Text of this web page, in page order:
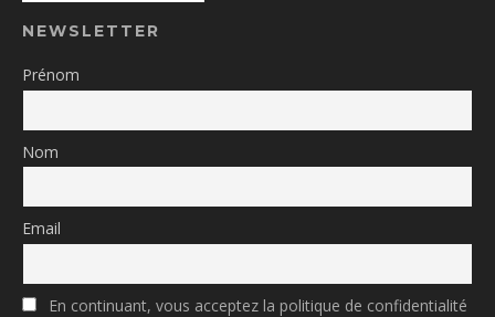
NEWSLETTER
Prénom
Nom
Email
En continuant, vous acceptez la politique de confidentialité